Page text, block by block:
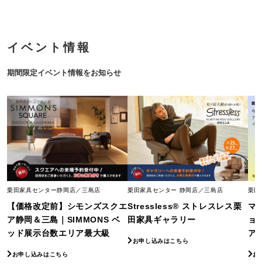
イベント情報
期間限定イベント情報をお知らせ
栗田家具センター静岡店／三島店
【価格改定前】シモンズスクエ
ア静岡＆三島｜SIMMONS ベ
ッド展示台数エリア最大級
お申し込みはこちら
栗田家具センター 静岡店／三島店
Stressless® ストレスレス栗
田家具ギャラリー
お申し込みはこちら
栗田
マ
ョ
ア
お